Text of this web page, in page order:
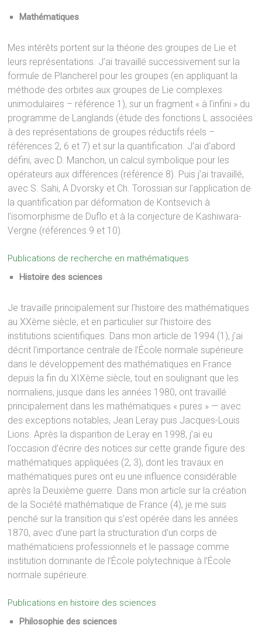
Mathématiques
Mes intérêts portent sur la théorie des groupes de Lie et
leurs représentations. J’ai travaillé successivement sur la
formule de Plancherel pour les groupes (en appliquant la
méthode des orbites aux groupes de Lie complexes
unimodulaires – référence 1), sur un fragment « à l’infini » du
programme de Langlands (étude des fonctions L associées
à des représentations de groupes réductifs réels –
références 2, 6 et 7) et sur la quantification. J’ai d’abord
défini, avec D. Manchon, un calcul symbolique pour les
opérateurs aux différences (référence 8). Puis j’ai travaillé,
avec S. Sahi, A Dvorsky et Ch. Torossian sur l’application de
la quantification par déformation de Kontsevich à
l’isomorphisme de Duflo et à la conjecture de Kashiwara-
Vergne (références 9 et 10).
Publications de recherche en mathématiques
Histoire des sciences
Je travaille principalement sur l’histoire des mathématiques
au XXème siècle, et en particulier sur l’histoire des
institutions scientifiques. Dans mon article de 1994 (1), j’ai
décrit l’importance centrale de l’École normale supérieure
dans le développement des mathématiques en France
depuis la fin du XIXème siècle, tout en soulignant que les
normaliens, jusque dans les années 1980, ont travaillé
principalement dans les mathématiques « pures » — avec
des exceptions notables, Jean Leray puis Jacques-Louis
Lions. Après la disparition de Leray en 1998, j’ai eu
l’occasion d’écrire des notices sur cette grande figure des
mathématiques appliquées (2, 3), dont les travaux en
mathématiques pures ont eu une influence considérable
après la Deuxième guerre. Dans mon article sur la création
de la Société mathématique de France (4), je me suis
penché sur la transition qui s’est opérée dans les années
1870, avec d’une part la structuration d’un corps de
mathématiciens professionnels et le passage comme
institution dominante de l’École polytechnique à l’École
normale supérieure.
Publications en histoire des sciences
Philosophie des sciences